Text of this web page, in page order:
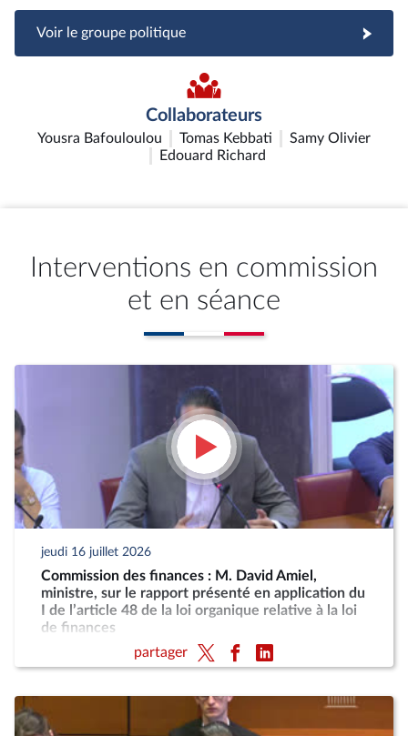
Voir le groupe politique
Collaborateurs
Yousra Bafouloulou Tomas Kebbati
Samy Olivier
Edouard Richard
Interventions en commission
et en séance
jeudi 16 juillet 2026
Commission des finances : M. David Amiel,
ministre, sur le rapport présenté en application du
I de l’article 48 de la loi organique relative à la loi
de finances
partager